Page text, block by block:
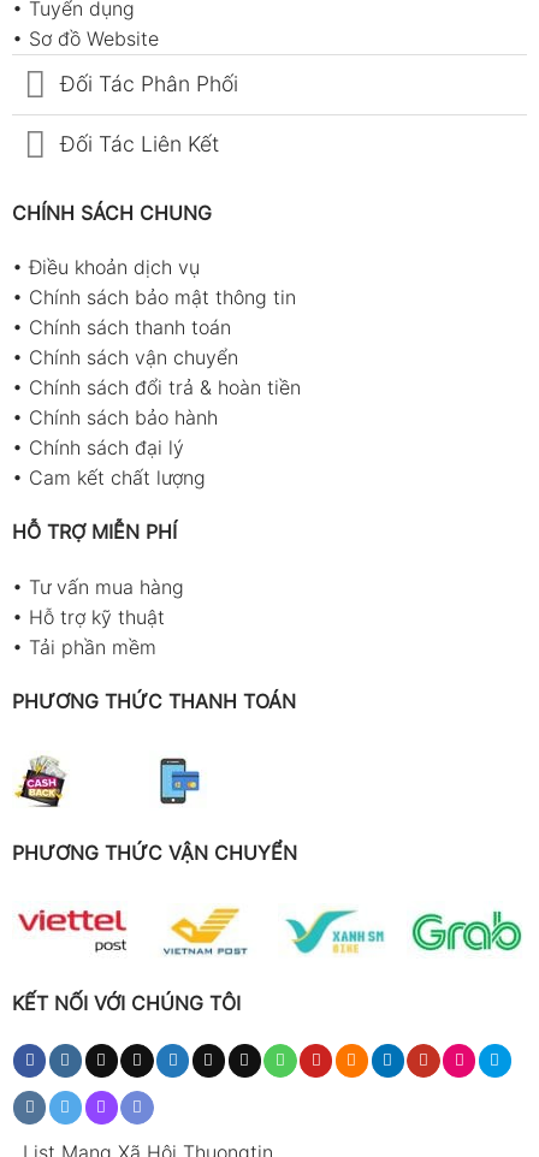
• Tuyển dụng
• Sơ đồ Website
Đối Tác Phân Phối
Đối Tác Liên Kết
CHÍNH SÁCH CHUNG
•Điều khoản dịch vụ
• Chính sách bảo mật thông tin
• Chính sách thanh toán
• Chính sách vận chuyển
• Chính sách đổi trả & hoàn tiền
• Chính sách bảo hành
• Chính sách đại lý
• Cam kết chất lượng
HỖ TRỢ MIỄN PHÍ
• Tư vấn mua hàng
• Hỗ trợ kỹ thuật
• Tải phần mềm
PHƯƠNG THỨC THANH TOÁN
PHƯƠNG THỨC VẬN CHUYỂN
KẾT NỐI VỚI CHÚNG TÔI
List Mạng Xã Hội Thuongtin